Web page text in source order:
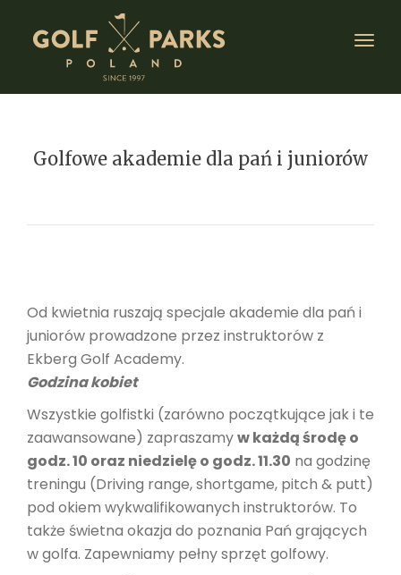
Golfowe akademie dla pań i juniorów
Od kwietnia ruszają specjale akademie dla pań i
juniorów prowadzone przez instruktorów z
Ekberg Golf Academy.
Godzina kobiet
Wszystkie golfistki (zarówno początkujące jak i te
zaawansowane) zapraszamyw każdą środę o
godz. 10 oraz niedzielę o godz. 11.30 na godzinę
treningu (Driving range, shortgame, pitch & putt)
pod okiem wykwalifikowanych instruktorów. To
także świetna okazja do poznania Pań grających
w golfa. Zapewniamy pełny sprzęt golfowy.